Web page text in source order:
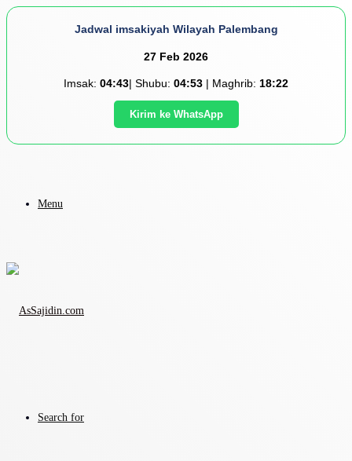
Jadwal imsakiyah Wilayah Palembang
27 Feb 2026
Imsak: 04:43| Shubu: 04:53 | Maghrib: 18:22
Kirim ke WhatsApp
Menu
Search for